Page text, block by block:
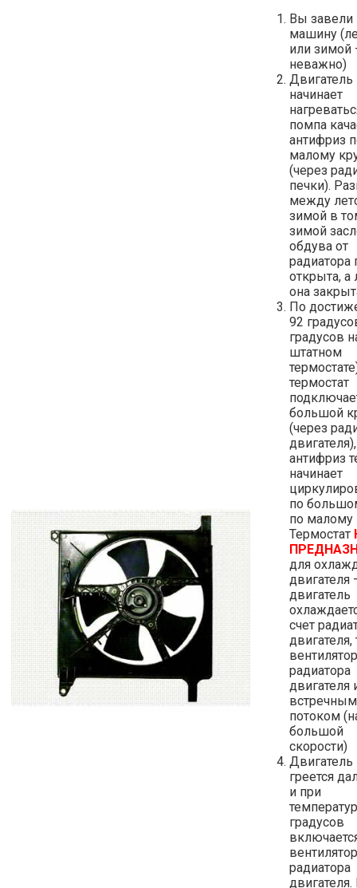
Вы завели
машину
или зимой
неважно)
Двигатель
начинает
помпа
антифриз
малому
(через
печки).
между
зимой в
зимой
обдува от
радиатора
открыта, а
она
По
92
градусов
штатном
термостат
большой
(через
антифриз
начинает
по
по малому
Термостат
для
двигателя
двигатель
счет
двигателя,
радиатора
двигателя
встречным
потоком
большой
скорости)
Двигатель
греется
и при
градусов
вентилятор
радиатора
двигателя.